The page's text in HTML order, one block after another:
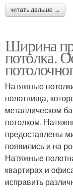
читать дальше →
Ширина
потолка.
Натяжные
полотнища,
металлическом
потолком.
предоставлены
появились и на
Натяжные
квартирах и
исправить